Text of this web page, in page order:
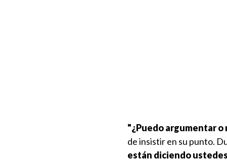
"¿Puedo argumentar o
de insistir en su punto.
están diciendo